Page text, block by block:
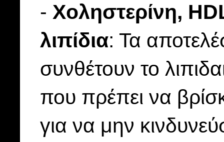
- Χοληστερίνη,
λιπίδια: Τα
συνθέτουν το
που πρέπει να
για να μην